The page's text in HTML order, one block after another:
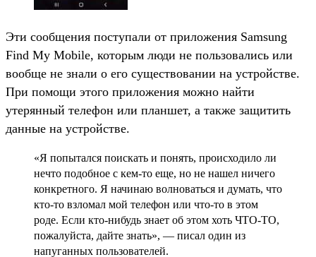
Эти сообщения поступали от приложения Samsung
Find My Mobile, которым люди не пользовались или
вообще не знали о его существовании на устройстве.
При помощи этого приложения можно найти
утерянный телефон или планшет, а также защитить
данные на устройстве.
«Я попытался поискать и понять, происходило ли
нечто подобное с кем-то еще, но не нашел ничего
конкретного. Я начинаю волноваться и думать, что
кто-то взломал мой телефон или что-то в этом
роде. Если кто-нибудь знает об этом хоть ЧТО-ТО,
пожалуйста, дайте знать», — писал один из
напуганных пользователей.